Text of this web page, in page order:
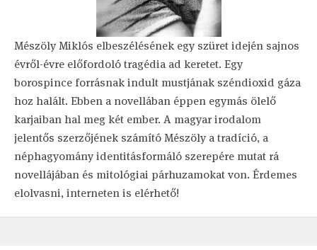
Mészöly Miklós elbeszélésének egy szüret idején sajnos
évről-évre előfordoló tragédia ad keretet. Egy
borospince forrásnak indult mustjának széndioxid gáza
hoz halált. Ebben a novellában éppen egymás ölelő
karjaiban hal meg két ember. A magyar irodalom
jelentős szerzőjének számító Mészöly a tradíció, a
néphagyomány identitásformáló szerepére mutat rá
novellájában és mitológiai párhuzamokat von. Érdemes
elolvasni, interneten is elérhető!